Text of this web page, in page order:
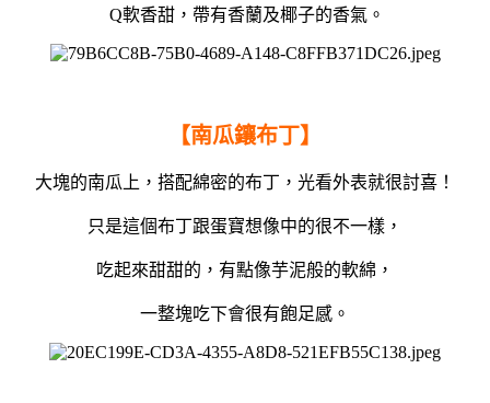
Q軟香甜，帶有香蘭及椰子的香氣。
【南瓜鑲布丁】
大塊的南瓜上，搭配綿密的布丁，光看外表就很討喜！
只是這個布丁跟蛋寶想像中的很不一樣，
吃起來甜甜的，有點像芋泥般的軟綿，
一整塊吃下會很有飽足感。